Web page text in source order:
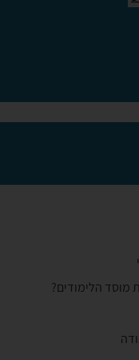
מוסד הלימודים?